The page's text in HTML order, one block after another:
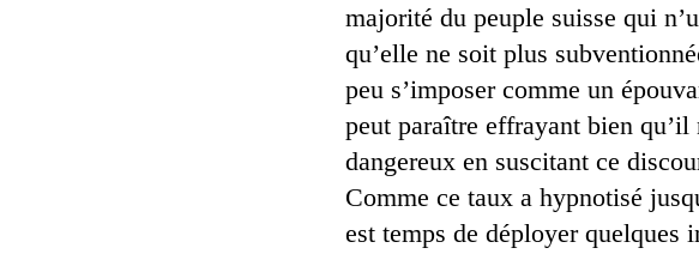
majorité du peuple suisse qui
qu’elle ne soit plus
peu s’imposer comme un
peut paraître effrayant bien
dangereux en suscitant ce
Comme ce taux a hypnotisé
est temps de déployer quelques